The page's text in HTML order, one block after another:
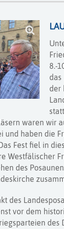
8.-
das
der
waren wir
und haben die
Fest fiel in
Westfälischer
des
des
vor dem
des